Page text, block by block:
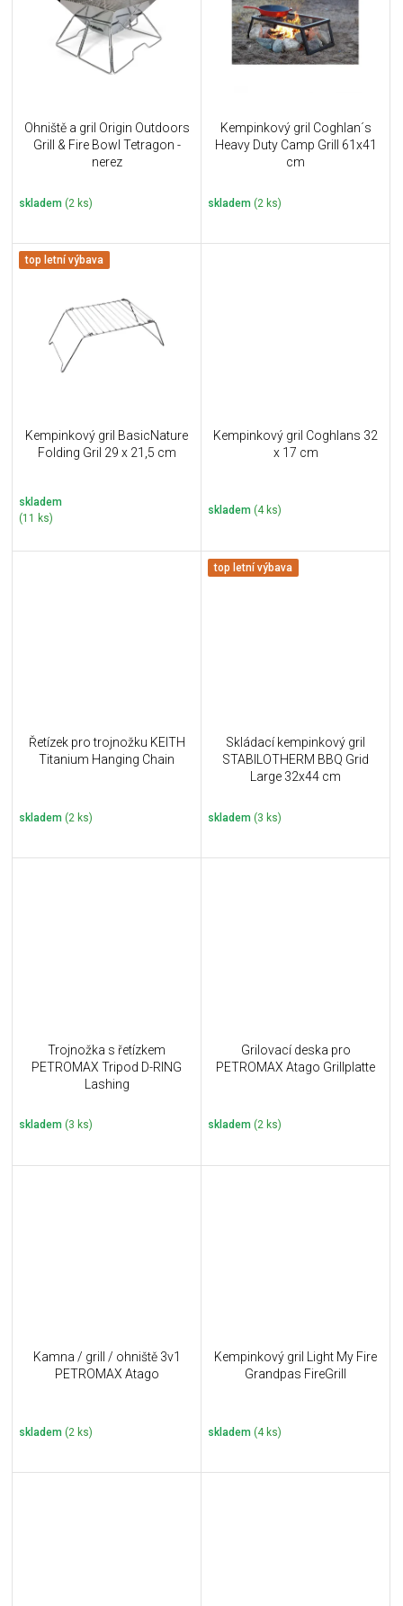
Ohniště a gril Origin Outdoors
Grill & Fire Bowl Tetragon -
nerez
skladem (2 ks)
Kempinkový gril Coghlan´s
Heavy Duty Camp Grill 61x41
cm
skladem (2 ks)
top letní výbava
Kempinkový gril BasicNature
Folding Gril 29 x 21,5 cm
skladem
(11 ks)
Kempinkový gril Coghlans 32
x 17 cm
skladem (4 ks)
Řetízek pro trojnožku KEITH
Titanium Hanging Chain
skladem (2 ks)
top letní výbava
Skládací kempinkový gril
STABILOTHERM BBQ Grid
Large 32x44 cm
skladem (3 ks)
Trojnožka s řetízkem
PETROMAX Tripod D-RING
Lashing
skladem (3 ks)
Grilovací deska pro
PETROMAX Atago Grillplatte
skladem (2 ks)
Kamna / grill / ohniště 3v1
PETROMAX Atago
skladem (2 ks)
Kempinkový gril Light My Fire
Grandpas FireGrill
skladem (4 ks)